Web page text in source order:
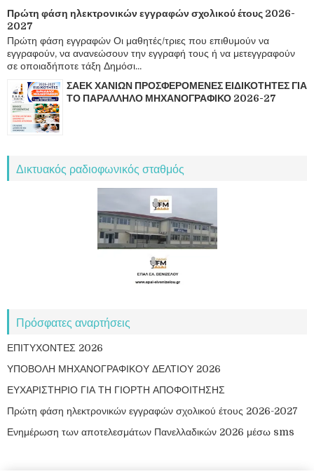
Πρώτη φάση ηλεκτρονικών εγγραφών σχολικού έτους 2026-
2027
Πρώτη φάση εγγραφών Οι μαθητές/τριες που επιθυμούν να
εγγραφούν, να ανανεώσουν την εγγραφή τους ή να μετεγγραφούν
σε οποιαδήποτε τάξη Δημόσι...
ΣΑΕΚ ΧΑΝΙΩΝ ΠΡΟΣΦΕΡΟΜΕΝΕΣ ΕΙΔΙΚΟΤΗΤΕΣ ΓΙΑ
ΤΟ ΠΑΡΑΛΛΗΛΟ ΜΗΧΑΝΟΓΡΑΦΙΚΟ 2026-27
Δικτυακός ραδιοφωνικός σταθμός
Πρόσφατες αναρτήσεις
ΕΠΙΤΥΧΟΝΤΕΣ 2026
ΥΠΟΒΟΛΗ ΜΗΧΑΝΟΓΡΑΦΙΚΟΥ ΔΕΛΤΙΟΥ 2026
ΕΥΧΑΡΙΣΤΗΡΙΟ ΓΙΑ ΤΗ ΓΙΟΡΤΗ ΑΠΟΦΟΙΤΗΣΗΣ
Πρώτη φάση ηλεκτρονικών εγγραφών σχολικού έτους 2026-2027
Ενημέρωση των αποτελεσμάτων Πανελλαδικών 2026 μέσω sms